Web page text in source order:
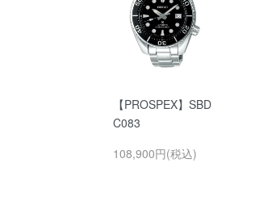
【PROSPEX】SBD
C083
108,900円(税込)